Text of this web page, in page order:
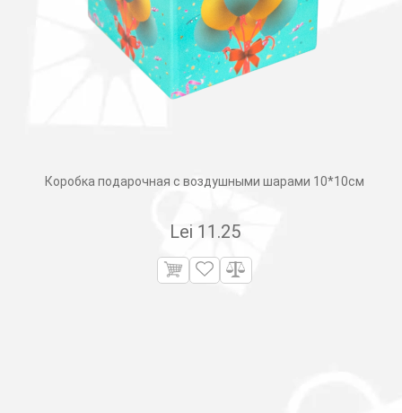
Коробка подарочная с воздушными шарами 10*10см
Lei 11.25